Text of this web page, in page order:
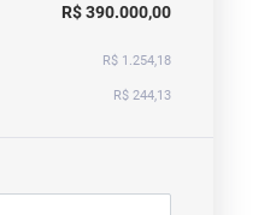
R$ 390.000,00
R$ 1.254,18
R$ 244,13